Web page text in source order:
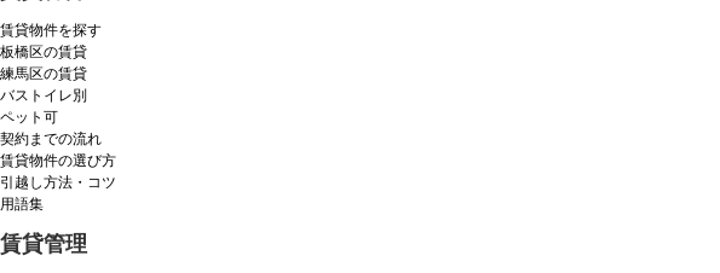
賃貸物件を探す
板橋区の賃貸
練馬区の賃貸
バストイレ別
ペット可
契約までの流れ
賃貸物件の選び方
引越し方法・コツ
用語集
賃貸管理